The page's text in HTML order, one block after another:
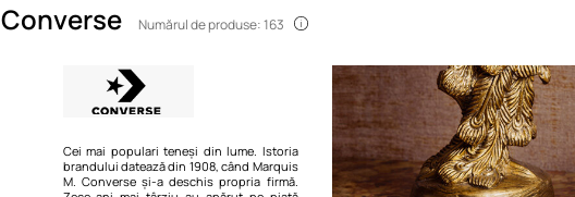
Converse Numărul de produse: 163
Cei mai populari teneși din lume. Istoria
brandului datează din 1908, când Marquis
M. Converse și-a deschis propria firmă.